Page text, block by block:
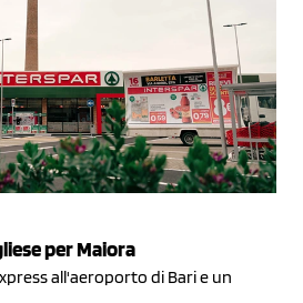
per Maiora
all'aeroporto di Bari e un